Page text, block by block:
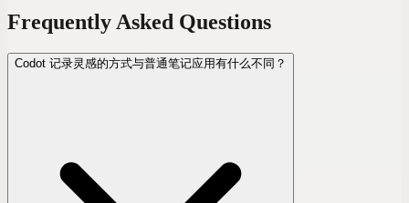
Frequently Asked Questions
Codot 记录灵感的方式与普通笔记应用有什么不同？